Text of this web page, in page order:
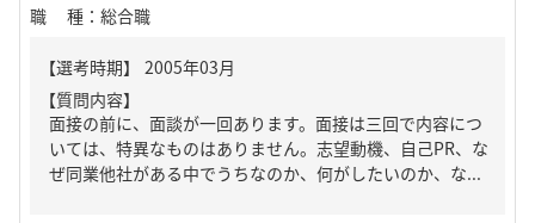
職種 ： 総合職
【質問内容】
面接の前に、面談が一回あります。面接は三回で内容につ
いては、特異なものはありません。志望動機、自己PR、な
ぜ同業他社がある中でうちなのか、何がしたいのか、な...